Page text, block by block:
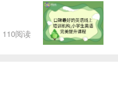
110阅读